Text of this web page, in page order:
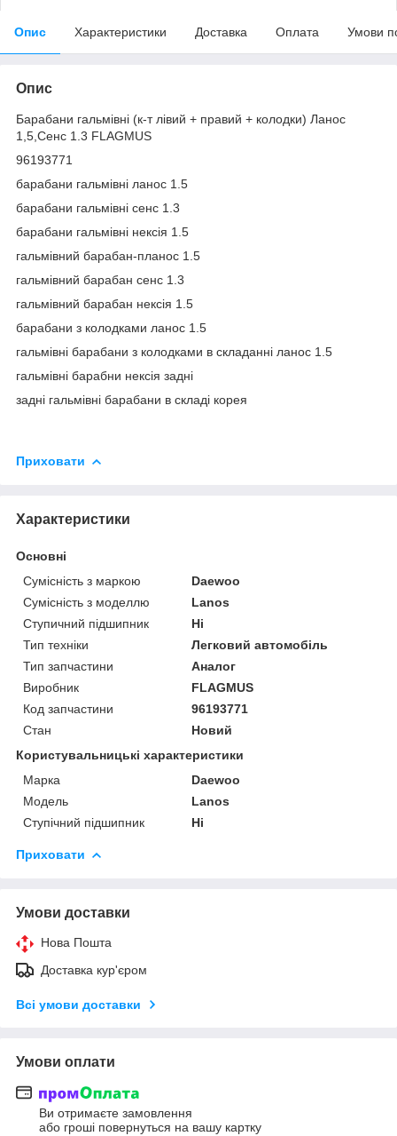
Опис Характеристики Доставка Оплата Умови
Опис
Барабани гальмівні (к-т лівий + правий + колодки) Ланос
1,5,Сенс 1.3 FLAGMUS
96193771
барабани гальмівні ланос 1.5
барабани гальмівні сенс 1.3
барабани гальмівні нексія 1.5
гальмівний барабан-планос 1.5
гальмівний барабан сенс 1.3
гальмівний барабан нексія 1.5
барабани з колодками ланос 1.5
гальмівні барабани з колодками в складанні ланос 1.5
гальмівні барабни нексія задні
задні гальмівні барабани в складі корея
Приховати
Характеристики
Основні
Сумісність з маркою
Daewoo
Сумісність з моделлю
Lanos
Ступичний підшипник
Ні
Тип техніки
Легковий автомобіль
Тип запчастини
Аналог
Виробник
FLAGMUS
Код запчастини
96193771
Стан
Новий
Користувальницькі характеристики
Марка
Daewoo
Модель
Lanos
Ступічний підшипник
Ні
Приховати
Умови доставки
Нова Пошта
Доставка кур'єром
Всі умови доставки
Умови оплати
Ви отримаєте замовлення
або гроші повернуться на вашу картку